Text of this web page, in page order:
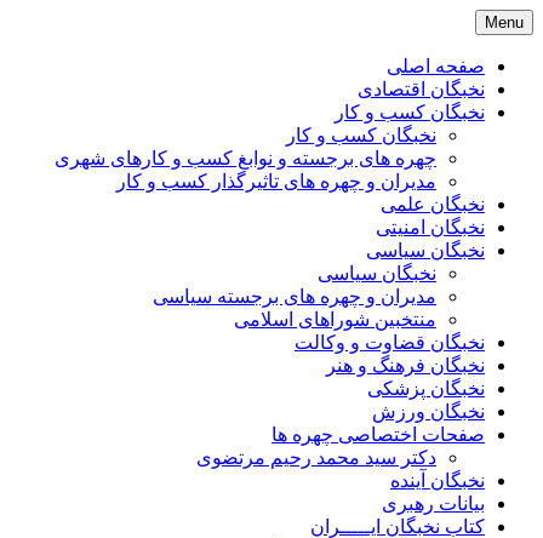
Skip
to
content
Menu
صفحه اصلی
نخبگان اقتصادی
نخبگان کسب و کار
نخبگان کسب و کار
چهره های برجسته و نوابغ کسب و کارهای شهری
مدیران و چهره های تاثیرگذار کسب و کار
نخبگان علمی
نخبگان امنیتی
نخبگان سیاسی
نخبگان سیاسی
مدیران و چهره های برجسته سیاسی
منتخبین شوراهای اسلامی
نخبگان قضاوت و وکالت
نخبگان فرهنگ و هنر
نخبگان پزشکی
نخبگان ورزش
صفحات اختصاصی چهره ها
دکتر سید محمد رحیم مرتضوی
نخبگان آینده
بیانات رهبری
کتاب نخبگان ایـــــران